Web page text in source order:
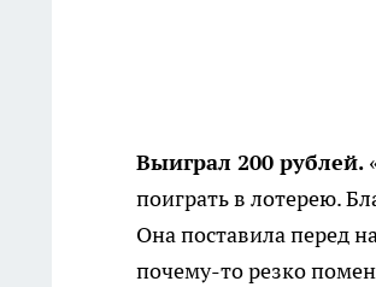
Выиграл 200 рублей.
поиграть в лотерею.
Она поставила перед
почему-то резко